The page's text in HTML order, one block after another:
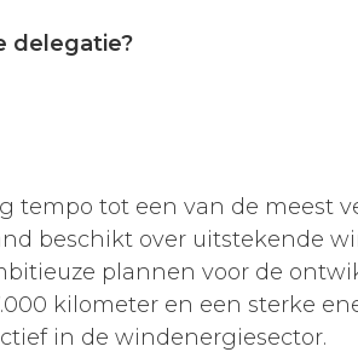
delegatie?
tempo tot een van de meest
beschikt over uitstekende
plannen voor de
kilometer en een sterke
in de windenergiesector.